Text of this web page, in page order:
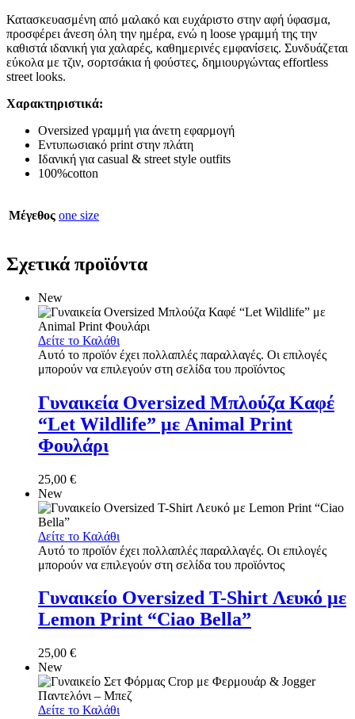
Κατασκευασμένη από μαλακό και ευχάριστο στην αφή ύφασμα,
προσφέρει άνεση όλη την ημέρα, ενώ η loose γραμμή της την
καθιστά ιδανική για χαλαρές, καθημερινές εμφανίσεις. Συνδυάζεται
εύκολα με τζιν, σορτσάκια ή φούστες, δημιουργώντας effortless
street looks.
Χαρακτηριστικά:
Oversized γραμμή για άνετη εφαρμογή
Εντυπωσιακό print στην πλάτη
Ιδανική για casual & street style outfits
100%cotton
Μέγεθος one size
Σχετικά προϊόντα
New
Δείτε το Καλάθι
Αυτό το προϊόν έχει πολλαπλές παραλλαγές. Οι επιλογές
μπορούν να επιλεγούν στη σελίδα του προϊόντος
Γυναικεία Oversized Μπλούζα Καφέ
“Let Wildlife” με Animal Print
Φουλάρι
25,00 €
New
Δείτε το Καλάθι
Αυτό το προϊόν έχει πολλαπλές παραλλαγές. Οι επιλογές
μπορούν να επιλεγούν στη σελίδα του προϊόντος
Γυναικείο Oversized T-Shirt Λευκό με
Lemon Print “Ciao Bella”
25,00 €
New
Δείτε το Καλάθι